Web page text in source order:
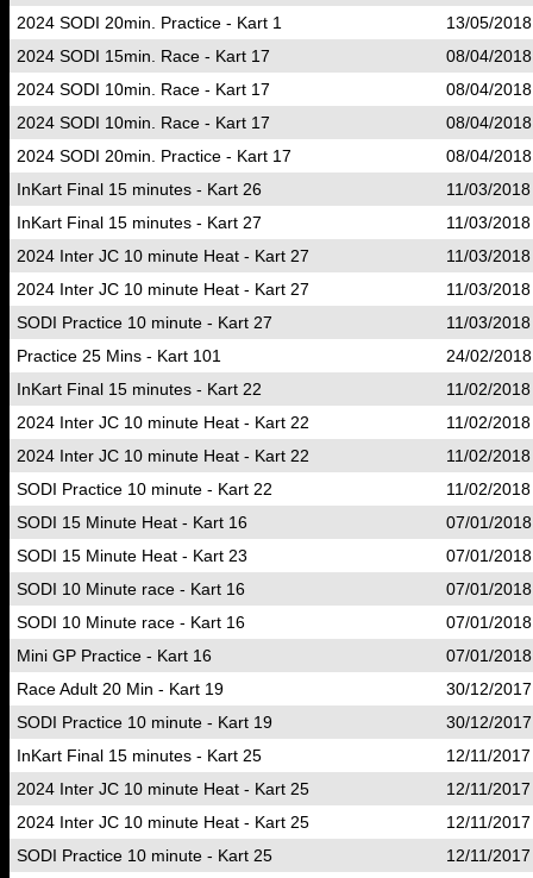
2024 SODI 20min. Practice - Kart 1
13/05/
2024 SODI 15min. Race - Kart 17
08/04/
2024 SODI 10min. Race - Kart 17
08/04/
2024 SODI 10min. Race - Kart 17
08/04/
2024 SODI 20min. Practice - Kart 17
08/04/
InKart Final 15 minutes - Kart 26
11/03/
InKart Final 15 minutes - Kart 27
11/03/
2024 Inter JC 10 minute Heat - Kart 27
11/03/
2024 Inter JC 10 minute Heat - Kart 27
11/03/
SODI Practice 10 minute - Kart 27
11/03/
Practice 25 Mins - Kart 101
24/02/
InKart Final 15 minutes - Kart 22
11/02/
2024 Inter JC 10 minute Heat - Kart 22
11/02/
2024 Inter JC 10 minute Heat - Kart 22
11/02/
SODI Practice 10 minute - Kart 22
11/02/
SODI 15 Minute Heat - Kart 16
07/01/
SODI 15 Minute Heat - Kart 23
07/01/
SODI 10 Minute race - Kart 16
07/01/
SODI 10 Minute race - Kart 16
07/01/
Mini GP Practice - Kart 16
07/01/
Race Adult 20 Min - Kart 19
30/12/
SODI Practice 10 minute - Kart 19
30/12/
InKart Final 15 minutes - Kart 25
12/11/
2024 Inter JC 10 minute Heat - Kart 25
12/11/
2024 Inter JC 10 minute Heat - Kart 25
12/11/
SODI Practice 10 minute - Kart 25
12/11/